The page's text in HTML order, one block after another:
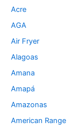
Acre
AGA
Air Fryer
Alagoas
Amana
Amapá
Amazonas
American Range